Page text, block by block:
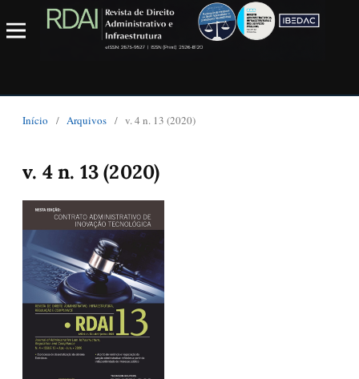
Início / Arquivos / v. 4 n. 13 (2020)
v. 4 n. 13 (2020)